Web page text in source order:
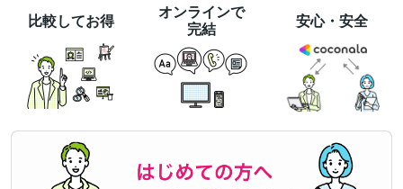
比較してお得
オンラインで
完結
安心・安全